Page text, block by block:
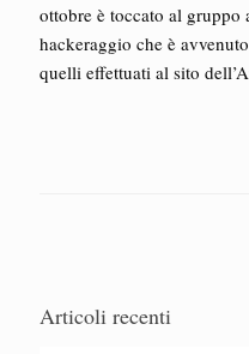
ottobre è toccato al gruppo
hackeraggio che è
quelli effettuati al sito
Articoli recenti